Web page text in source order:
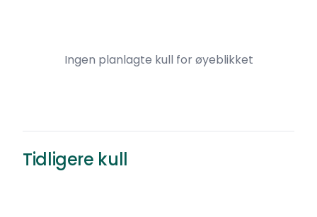
Ingen planlagte kull for øyeblikket
Tidligere kull